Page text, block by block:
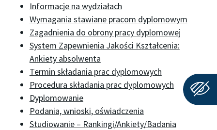
Informacje na wydziałach
Wymagania stawiane pracom dyplomowym
Zagadnienia do obrony pracy dyplomowej
System Zapewnienia Jakości Kształcenia:
Ankiety absolwenta
Termin składania prac dyplomowych
Procedura składania prac dyplomowych
Dyplomowanie
Podania, wnioski, oświadczenia
Studiowanie – Rankingi/Ankiety/Badania